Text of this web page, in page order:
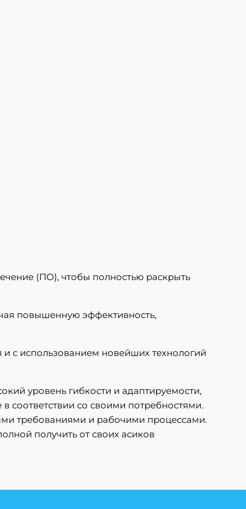
(ПО), чтобы полностью раскрыть
повышенную эффективность,
и с использованием новейших технологий
уровень гибкости и адаптируемости,
соответствии со своими потребностями.
требованиями и рабочими процессами.
получить от своих асиков